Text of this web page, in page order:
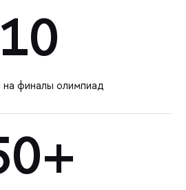
10
на финалы олимпиад